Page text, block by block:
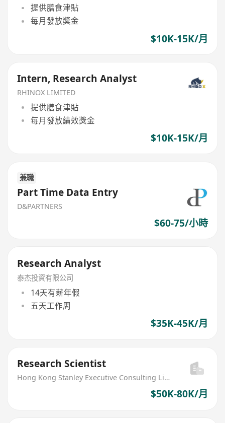
提供膳食津貼
每月發放獎金
$10K-15K/月
Intern, Research Analyst
RHINOX LIMITED
提供膳食津貼
每月發放績效獎金
$10K-15K/月
兼職
Part Time Data Entry
D&PARTNERS
$60-75/小時
Research Analyst
泰杰投資有限公司
14天有薪年假
五天工作周
$35K-45K/月
Research Scientist
Hong Kong Stanley Executive Consulting Limited
$50K-80K/月